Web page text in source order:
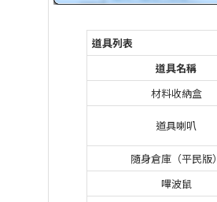
道具列表
道具名稱
材料收納盒
道具喇叭
隨身倉庫（平民版）
嗶波鼠